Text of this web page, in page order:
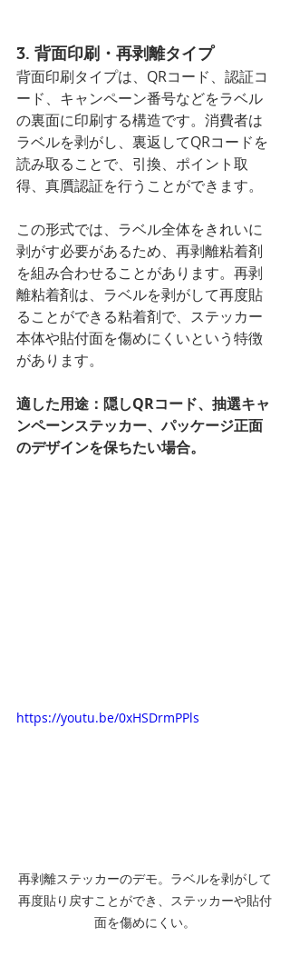
3. 背面印刷・再剥離タイプ
背面印刷タイプは、QRコード、認証コ
ード、キャンペーン番号などをラベル
の裏面に印刷する構造です。消費者は
ラベルを剥がし、裏返してQRコードを
読み取ることで、引換、ポイント取
得、真贋認証を行うことができます。
この形式では、ラベル全体をきれいに
剥がす必要があるため、再剥離粘着剤
を組み合わせることがあります。再剥
離粘着剤は、ラベルを剥がして再度貼
ることができる粘着剤で、ステッカー
本体や貼付面を傷めにくいという特徴
があります。
適した用途：隠しQRコード、抽選キャ
ンペーンステッカー、パッケージ正面
のデザインを保ちたい場合。
https://youtu.be/0xHSDrmPPls
再剥離ステッカーのデモ。ラベルを剥がして
再度貼り戻すことができ、ステッカーや貼付
面を傷めにくい。